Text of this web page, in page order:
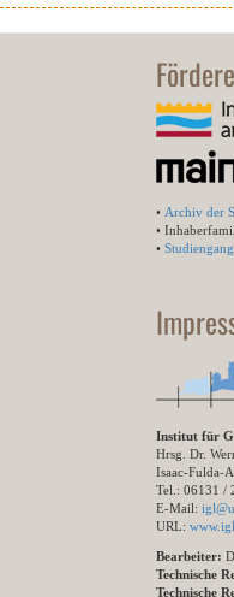
• Archiv der
•
•
Institut für
Hrsg. Dr.
Isaac-Fulda-
Tel.: 06131 /
E-Mail:
URL:
Bearbeiter:
Technische
Technische